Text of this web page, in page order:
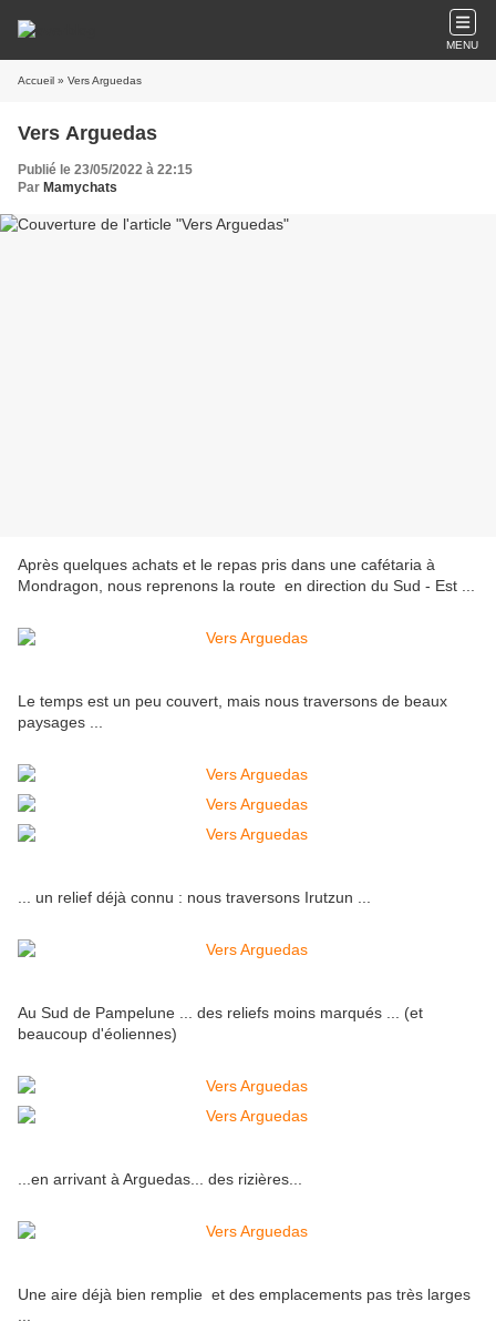
MENU
Accueil » Vers Arguedas
Vers Arguedas
Publié le 23/05/2022 à 22:15
Par Mamychats
Après quelques achats et le repas pris dans une cafétaria à
Mondragon, nous reprenons la route en direction du Sud - Est ...
Le temps est un peu couvert, mais nous traversons de beaux
paysages ...
... un relief déjà connu : nous traversons Irutzun ...
Au Sud de Pampelune ... des reliefs moins marqués ... (et
beaucoup d'éoliennes)
...en arrivant à Arguedas... des rizières...
Une aire déjà bien remplie et des emplacements pas très larges